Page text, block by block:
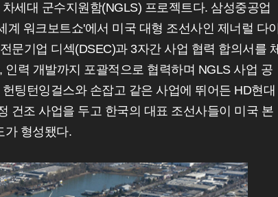
세대 군수지원함(NGLS) 프로젝트다. 삼성중공업
워크보트쇼'에서 미국 대형 조선사인 제너럴 다이
문기업 디섹(DSEC)과 3자간 사업 협력 합의서를 체
력 개발까지 포괄적으로 협력하며 NGLS 사업 공
팅턴잉걸스와 손잡고 같은 사업에 뛰어든 HD현대
건조 사업을 두고 한국의 대표 조선사들이 미국 본
가 형성됐다.